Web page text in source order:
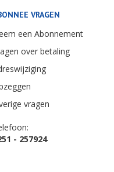
VRAGEN
een Abonnement
over betaling
vragen
- 257924